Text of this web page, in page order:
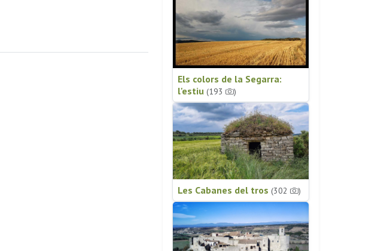
Els colors de la Segarra:
l'estiu (193 )
Les Cabanes del tros (302 )